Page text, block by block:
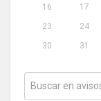
16
17
23
24
30
31